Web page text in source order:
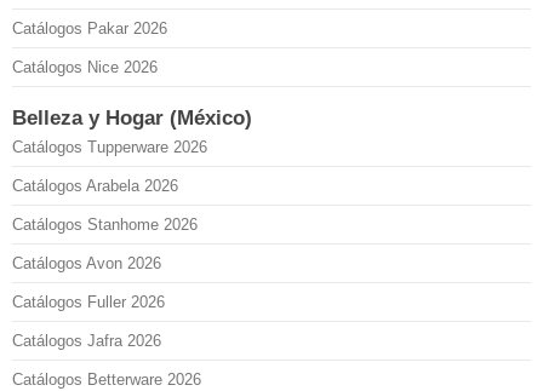
Catálogos Pakar 2026
Catálogos Nice 2026
Belleza y Hogar (México)
Catálogos Tupperware 2026
Catálogos Arabela 2026
Catálogos Stanhome 2026
Catálogos Avon 2026
Catálogos Fuller 2026
Catálogos Jafra 2026
Catálogos Betterware 2026